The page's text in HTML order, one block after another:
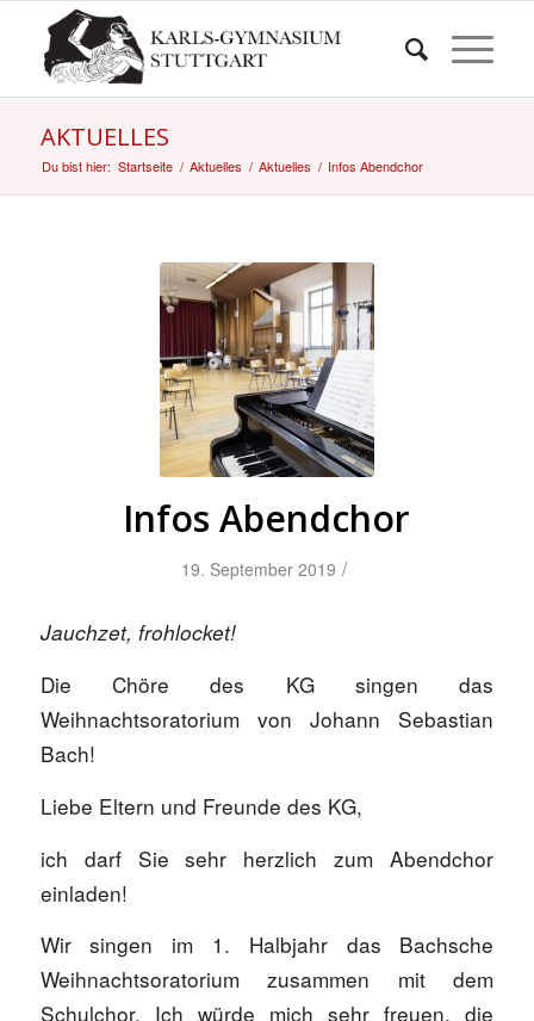
AKTUELLES
Du bist hier: Startseite / Aktuelles / Aktuelles / Infos Abendchor
Infos Abendchor
19. September 2019 /
Jauchzet, frohlocket!
Die Chöre des KG singen das
Weihnachtsoratorium von Johann Sebastian
Bach!
Liebe Eltern und Freunde des KG,
ich darf Sie sehr herzlich zum Abendchor
einladen!
Wir singen im 1. Halbjahr das Bachsche
Weihnachtsoratorium zusammen mit dem
Schulchor. Ich würde mich sehr freuen, die